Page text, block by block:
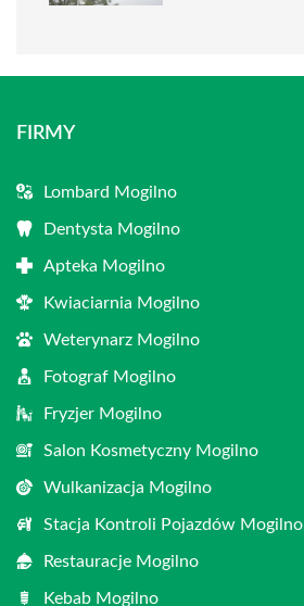
FIRMY
Lombard Mogilno
Dentysta Mogilno
Apteka Mogilno
Kwiaciarnia Mogilno
Weterynarz Mogilno
Fotograf Mogilno
Fryzjer Mogilno
Salon Kosmetyczny Mogilno
Wulkanizacja Mogilno
Stacja Kontroli Pojazdów Mogilno
Restauracje Mogilno
Kebab Mogilno